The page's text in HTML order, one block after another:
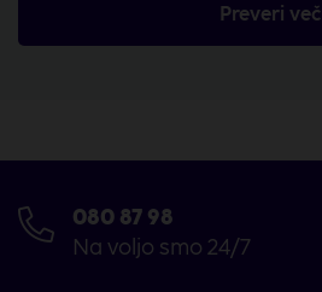
Preveri več
080 87 98
Na voljo smo 24/7